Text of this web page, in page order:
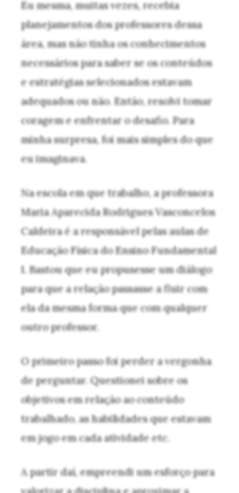
Eu mesma, muitas vezes, recebia
planejamentos dos professores dessa
área, mas não tinha os conhecimentos
necessários para saber se os conteúdos
e estratégias selecionados estavam
adequados ou não. Então, resolvi tomar
coragem e enfrentar o desafio. Para
minha surpresa, foi mais simples do que
eu imaginava.
Na escola em que trabalho, a professora
Maria Aparecida Rodrigues Vasconcelos
Caldeira é a responsável pelas aulas de
Educação Física do Ensino Fundamental
I. Bastou que eu propusesse um diálogo
para que a relação passasse a fluir com
ela da mesma forma que com qualquer
outro professor.
O primeiro passo foi perder a vergonha
de perguntar. Questionei sobre os
objetivos em relação ao conteúdo
trabalhado, as habilidades que estavam
em jogo em cada atividade etc.
A partir daí, empreendi um esforço para